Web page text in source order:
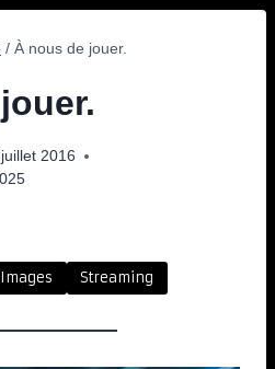
/ À nous de jouer.
2016
Images Streaming